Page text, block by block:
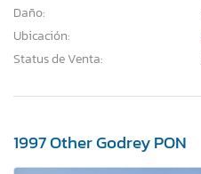
Daño:
Ubicación:
Status de Venta:
1997 Other Godrey PON